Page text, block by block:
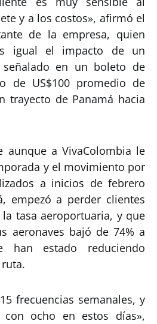
y a los costos», afirmó el
de la empresa, quien
igual el impacto de un
en un boleto de
de US$100 promedio de
trayecto de Panamá hacia
aunque a VivaColombia le
y el movimiento por
a inicios de febrero
empezó a perder clientes
tasa aeroportuaria, y que
aeronaves bajó de 74% a
estado reduciendo
frecuencias semanales, y
ocho en estos días»,